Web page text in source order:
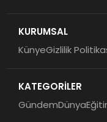
KURUMSAL
KünyeGizlilik
KATEGORİLER
GündemDünya